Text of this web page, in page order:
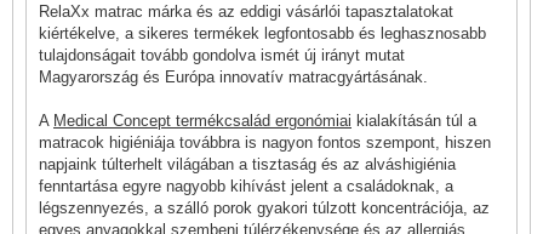
RelaXx matrac márka és az eddigi vásárlói tapasztalatokat
kiértékelve, a sikeres termékek legfontosabb és leghasznosabb
tulajdonságait tovább gondolva ismét új irányt mutat
Magyarország és Európa innovatív matracgyártásának.
A Medical Concept termékcsalád ergonómiai kialakításán túl a
matracok higiéniája továbbra is nagyon fontos szempont, hiszen
napjaink túlterhelt világában a tisztaság és az alváshigiénia
fenntartása egyre nagyobb kihívást jelent a családoknak, a
légszennyezés, a szálló porok gyakori túlzott koncentrációja, az
egyes anyagokkal szembeni túlérzékenysége és az allergiás